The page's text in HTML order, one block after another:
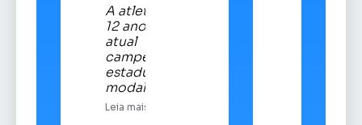
A atleta de
12 anos é a
atual
campeã
estadual da
modalidade
Leia mais